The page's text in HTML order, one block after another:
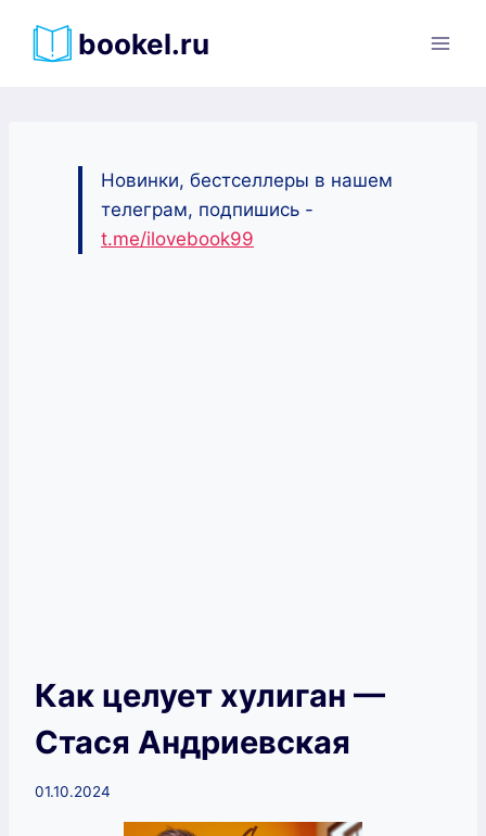
bookel.ru
Новинки, бестселлеры в нашем
телеграм, подпишись -
t.me/ilovebook99
Как целует хулиган —
Стася Андриевская
01.10.2024